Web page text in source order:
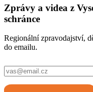
Zprávy a videa z
schránce
Regionální zpravodajství,
do emailu.